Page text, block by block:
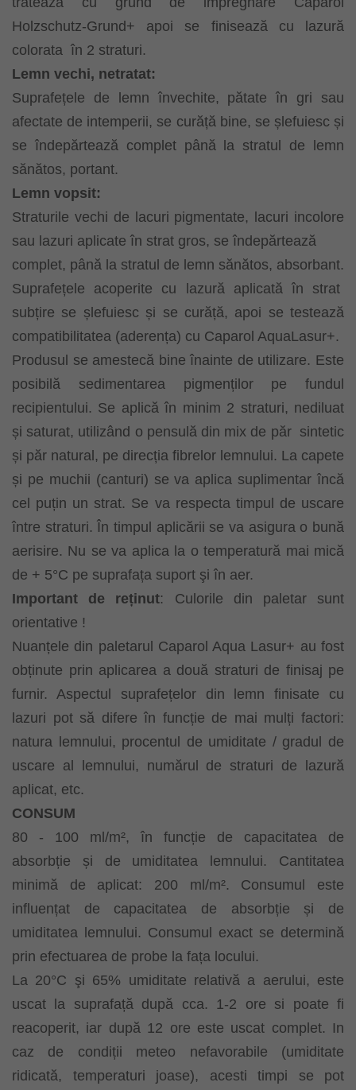
Holzschutz-Grund+ apoi se finisează cu lazură
colorata în 2 straturi.
Lemn vechi, netratat:
Suprafețele de lemn învechite, pătate în gri sau
afectate de intemperii, se curăță bine, se șlefuiesc și
se îndepărtează complet până la stratul de lemn
sănătos, portant.
Lemn vopsit:
Straturile vechi de lacuri pigmentate, lacuri incolore
sau lazuri aplicate în strat gros, se îndepărtează
complet, până la stratul de lemn sănătos, absorbant.
Suprafețele acoperite cu lazură aplicată în strat
subțire se șlefuiesc și se curăță, apoi se testează
compatibilitatea (aderența) cu Caparol AquaLasur+.
Produsul se amestecă bine înainte de utilizare. Este
posibilă sedimentarea pigmenților pe fundul
recipientului. Se aplică în minim 2 straturi, nediluat
și saturat, utilizând o pensulă din mix de păr sintetic
și păr natural, pe direcția fibrelor lemnului. La capete
și pe muchii (canturi) se va aplica suplimentar încă
cel puțin un strat. Se va respecta timpul de uscare
între straturi. În timpul aplicării se va asigura o bună
aerisire. Nu se va aplica la o temperatură mai mică
de + 5°C pe suprafața suport şi în aer.
Important de reținut: Culorile din paletar sunt
orientative !
Nuanțele din paletarul Caparol Aqua Lasur+ au fost
obținute prin aplicarea a două straturi de finisaj pe
furnir. Aspectul suprafețelor din lemn finisate cu
lazuri pot să difere în funcție de mai mulți factori:
natura lemnului, procentul de umiditate / gradul de
uscare al lemnului, numărul de straturi de lazură
aplicat, etc.
CONSUM
80 - 100 ml/m², în funcție de capacitatea de
absorbție și de umiditatea lemnului. Cantitatea
minimă de aplicat: 200 ml/m². Consumul este
influențat de capacitatea de absorbție și de
umiditatea lemnului. Consumul exact se determină
prin efectuarea de probe la fața locului.
La 20°C şi 65% umiditate relativă a aerului, este
uscat la suprafață după cca. 1-2 ore si poate fi
reacoperit, iar după 12 ore este uscat complet. In
caz de condiții meteo nefavorabile (umiditate
ridicată, temperaturi joase), acesti timpi se pot